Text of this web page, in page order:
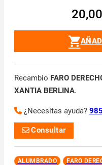
20,00
Recambio FARO
XANTIA BERLINA.
¿Necesitas ayuda?
Consultar
ALUMBRADO FARO